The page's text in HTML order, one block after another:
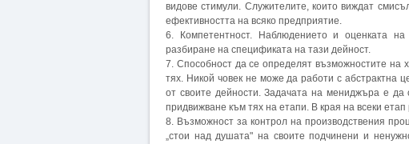
видове стимули. Служителите, които виждат
ефективността на всяко предприятие.
6. Компетентност. Наблюдението и оценката
разбиране на спецификата на тази дейност.
7. Способност да се определят възможностите на
тях. Никой човек не може да работи с абстрактна
от своите дейности. Задачата на мениджъра е
придвижване към тях на етапи. В края на всеки
8. Възможност за контрол на производствения
„стои над душата" на своите подчинени и